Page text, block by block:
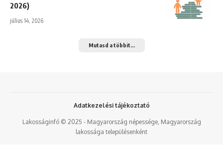
2026)
július 14, 2026
Mutasd a többit...
Lakosságinfó © 2025 - Magyarország népessége, Magyarország
lakossága településenként
Adatkezelési tájékoztató